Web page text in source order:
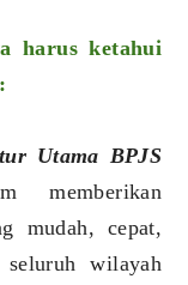
harus ketahui
Utama BPJS
memberikan
mudah, cepat,
wilayah